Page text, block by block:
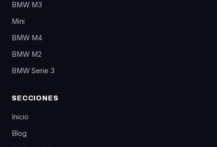
BMW M3
Mini
BMW M4
BMW M2
BMW Serie 3
SECCIONES
Inicio
Blog